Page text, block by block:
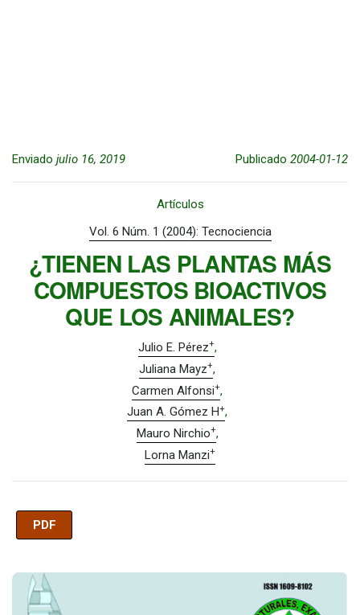
Enviado julio 16, 2019 Publicado 2004-01-12
Artículos
Vol. 6 Núm. 1 (2004): Tecnociencia
¿TIENEN LAS PLANTAS MÁS
COMPUESTOS BIOACTIVOS
QUE LOS ANIMALES?
Julio E. Pérez+
Juliana Mayz+
Carmen Alfonsi+
Juan A. Gómez H+
Mauro Nirchio+
Lorna Manzi+
PDF
Imagen de portada